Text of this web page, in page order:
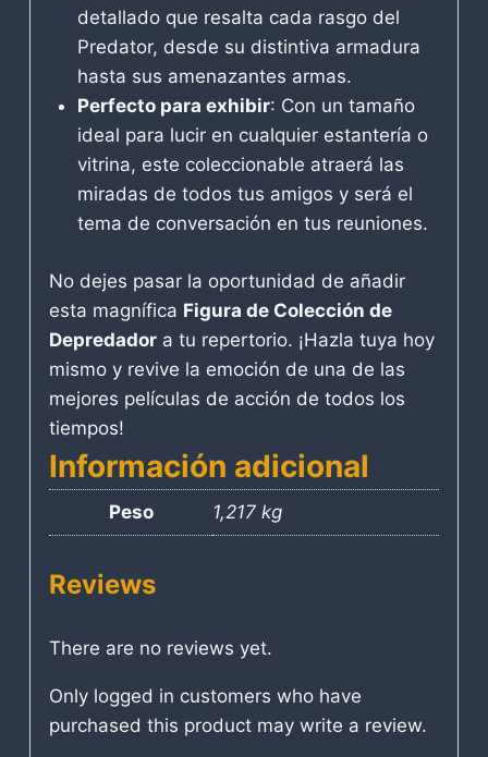
detallado que resalta cada rasgo del
Predator, desde su distintiva armadura
hasta sus amenazantes armas.
Perfecto para exhibir: Con un tamaño
ideal para lucir en cualquier estantería o
vitrina, este coleccionable atraerá las
miradas de todos tus amigos y será el
tema de conversación en tus reuniones.
No dejes pasar la oportunidad de añadir
esta magnífica Figura de Colección de
Depredador a tu repertorio. ¡Hazla tuya hoy
mismo y revive la emoción de una de las
mejores películas de acción de todos los
tiempos!
Información adicional
Peso 1,217 kg
Reviews
There are no reviews yet.
Only logged in customers who have
purchased this product may write a review.